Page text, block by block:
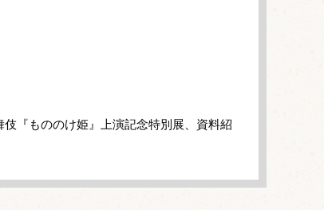
『もののけ姫』上演記念特別展、資料紹